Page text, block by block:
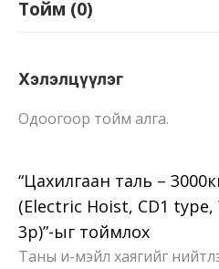
type,
80V,
3p)
Тойм (0)
Хэлэлцүүлэг
Одоогоор тойм алга.
“Цахилгаан таль –
(Electric Hoist, CD1
3p)”-ыг тоймлох
Таны и-мэйл хаягийг